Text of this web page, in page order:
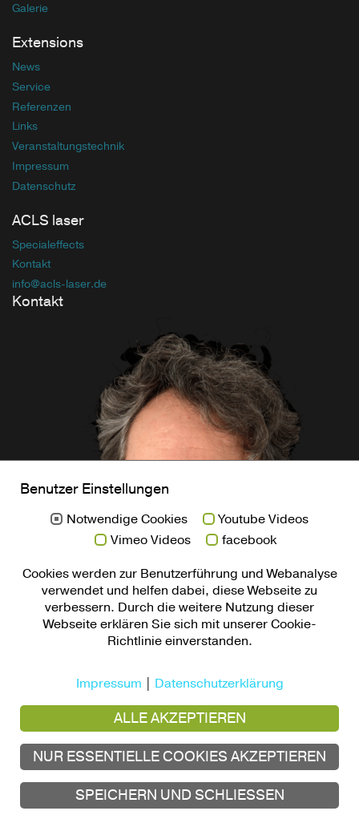
Galerie
Extensions
News
Service
Referenzen
Links
Veranstaltungstechnik
Impressum
Datenschutz
ACLS laser
Specialeffects
Kontakt
info@acls-laser.de
Kontakt
Andreas Juergens
Haidenburger Str. 15
94501 Aidenbach
Tel.: +49 171 3052414
@acls-laser.de
Benutzer Einstellungen
Notwendige Cookies
Youtube Videos
Vimeo Videos
facebook
Cookies werden zur Benutzerführung und Webanalyse
verwendet und helfen dabei, diese Webseite zu
verbessern. Durch die weitere Nutzung dieser
Webseite erklären Sie sich mit unserer Cookie-
Richtlinie einverstanden.
Impressum Datenschutzerklärung
ALLE AKZEPTIEREN
NUR ESSENTIELLE COOKIES AKZEPTIEREN
SPEICHERN UND SCHLIESSEN